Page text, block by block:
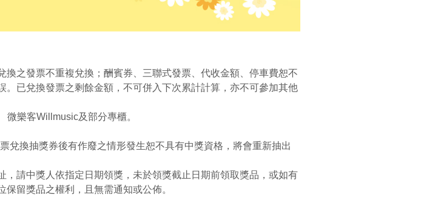
之發票不重複兌換；酬賓券、三聯式發票、代收金額、停車費恕不
已兌換發票之剩餘金額，不可併入下次累計計算，亦不可參加其他
微樂客Willmusic及部分專櫃。
兌換抽獎券後有作廢之情形發生恕不具有中獎資格，將會重新抽出
，請中獎人依指定日期領獎，未於領獎截止日期前領取獎品，或如有
留獎品之權利，且無需通知或公佈。